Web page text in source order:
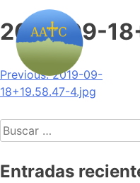
2019-09-
Navegación
de
entradas
Previous: 2019-09-
18+19.58.47-4.jpg
Buscar:
Entradas